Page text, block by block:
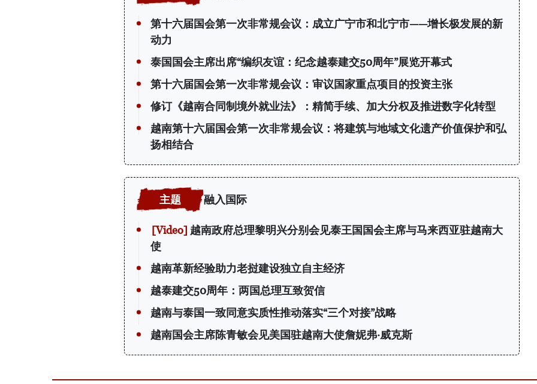
第十六届国会第一次非常规会议：成立广宁市和北宁市——增长极发展的新
动力
泰国国会主席出席“编织友谊：纪念越泰建交50周年”展览开幕式
第十六届国会第一次非常规会议：审议国家重点项目的投资主张
修订《越南合同制境外就业法》：精简手续、加大分权及推进数字化转型
越南第十六届国会第一次非常规会议：将建筑与地域文化遗产价值保护和弘
扬相结合
融入国际
越南政府总理黎明兴分别会见泰王国国会主席与马来西亚驻越南大
使
越南革新经验助力老挝建设独立自主经济
越泰建交50周年：两国总理互致贺信
越南与泰国一致同意实质性推动落实“三个对接”战略
越南国会主席陈青敏会见美国驻越南大使詹妮弗·威克斯